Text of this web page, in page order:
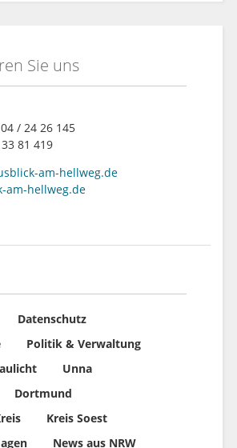
Sie uns
/ 24 26 145
81 419
am-hellweg.de
am-hellweg.de
Datenschutz
Politik & Verwaltung
Unna
Dortmund
Kreis Soest
News aus NRW